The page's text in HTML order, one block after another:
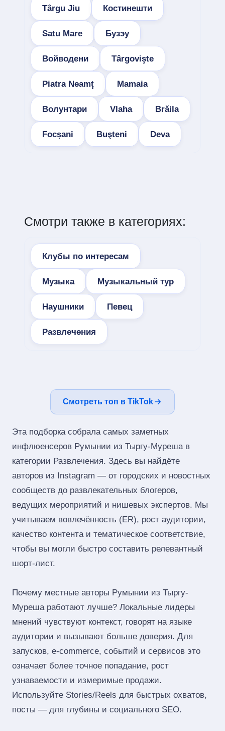
Târgu Jiu Костинешти
Satu Mare Бузэу
Войводени Târgovişte
Piatra Neamţ Mamaia
Волунтари Vlaha Brăila
Focșani Buşteni Deva
Смотри также в категориях:
Клубы по интересам
Музыка Музыкальный тур
Наушники Певец
Развлечения
Смотреть топ в TikTok
Эта подборка собрала самых заметных
инфлюенсеров Румынии из Тыргу-Муреша в
категории Развлечения. Здесь вы найдёте
авторов из Instagram — от городских и новостных
сообществ до развлекательных блогеров,
ведущих мероприятий и нишевых экспертов. Мы
учитываем вовлечённость (ER), рост аудитории,
качество контента и тематическое соответствие,
чтобы вы могли быстро составить релевантный
шорт‑лист.
Почему местные авторы Румынии из Тыргу-
Муреша работают лучше? Локальные лидеры
мнений чувствуют контекст, говорят на языке
аудитории и вызывают больше доверия. Для
запусков, e‑commerce, событий и сервисов это
означает более точное попадание, рост
узнаваемости и измеримые продажи.
Используйте Stories/Reels для быстрых охватов,
посты — для глубины и социального SEO.